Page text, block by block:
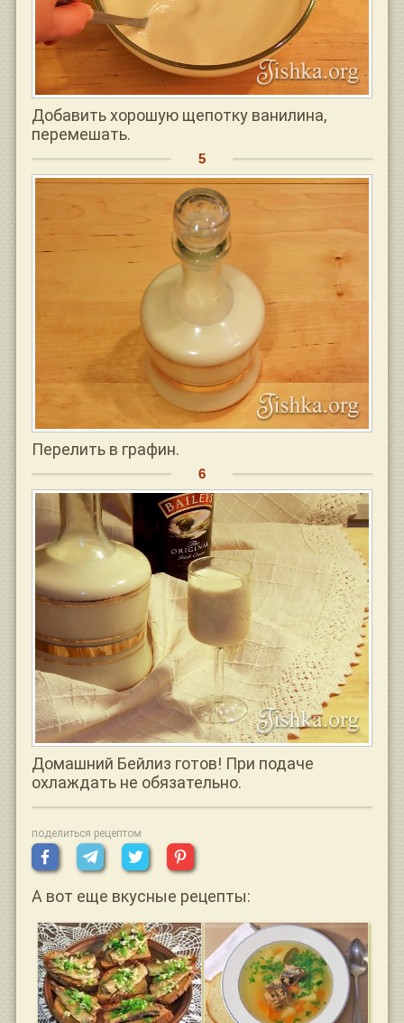
Добавить хорошую щепотку ванилина,
перемешать.
Перелить в графин.
Домашний Бейлиз готов! При подаче
охлаждать не обязательно.
поделиться рецептом
А вот еще вкусные рецепты: